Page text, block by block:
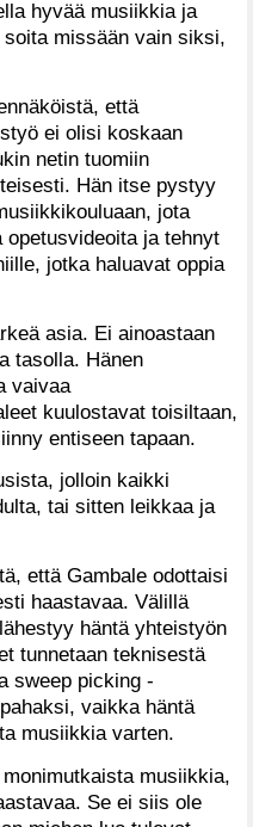
hyvää musiikkia ja
missään vain siksi,
että
ei olisi koskaan
netin tuomiin
Hän itse pystyy
jota
ja tehnyt
jotka haluavat oppia
asia. Ei ainoastaan
tasolla. Hänen
vaivaa
kuulostavat toisiltaan,
entiseen tapaan.
jolloin kaikki
tai sitten leikkaa ja
että Gambale odottaisi
haastavaa. Välillä
häntä yhteistyön
tunnetaan teknisestä
sweep picking -
vaikka häntä
musiikkia varten.
musiikkia,
Se ei siis ole